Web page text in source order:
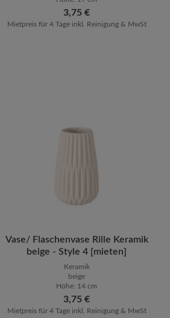
Regulärer Preis:
3,75 €
Mietpreis für 4 Tage inkl. Reinigung & MwSt
Wert ein oder
Produkt Anzahl: Gib den
Vase/ Flaschenvase Rille Keramik
beige - Style 4 [mieten]
Keramik
beige
Höhe: 14 cm
Regulärer Preis:
3,75 €
Mietpreis für 4 Tage inkl. Reinigung & MwSt